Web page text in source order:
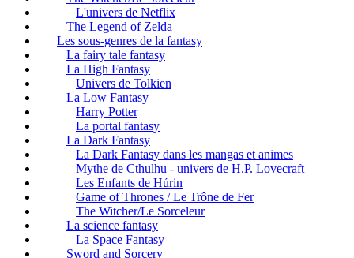
L'univers de Netflix
The Legend of Zelda
Les sous-genres de la fantasy
La fairy tale fantasy
La High Fantasy
Univers de Tolkien
La Low Fantasy
Harry Potter
La portal fantasy
La Dark Fantasy
La Dark Fantasy dans les mangas et animes
Mythe de Cthulhu - univers de H.P. Lovecraft
Les Enfants de Húrin
Game of Thrones / Le Trône de Fer
The Witcher/Le Sorceleur
La science fantasy
La Space Fantasy
Sword and Sorcery